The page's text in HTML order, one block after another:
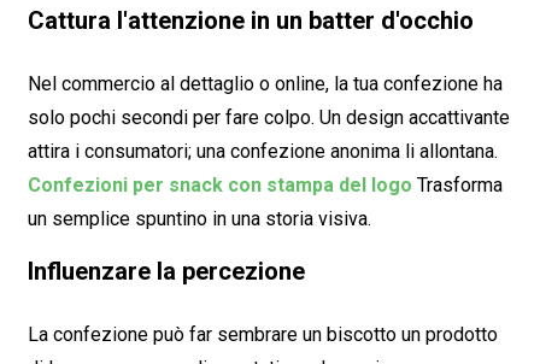
Cattura l'attenzione in un batter d'occhio
Nel commercio al dettaglio o online, la tua confezione ha
solo pochi secondi per fare colpo. Un design accattivante
attira i consumatori; una confezione anonima li allontana.
Confezioni per snack con stampa del logo Trasforma
un semplice spuntino in una storia visiva.
Influenzare la percezione
La confezione può far sembrare un biscotto un prodotto